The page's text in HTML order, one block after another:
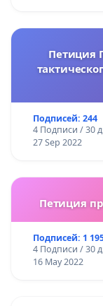
Петиция
Подписей: 244
4 Подписи / 30
27 Sep 2022
Петиция
Подписей: 1
4 Подписи / 30
16 May 2022